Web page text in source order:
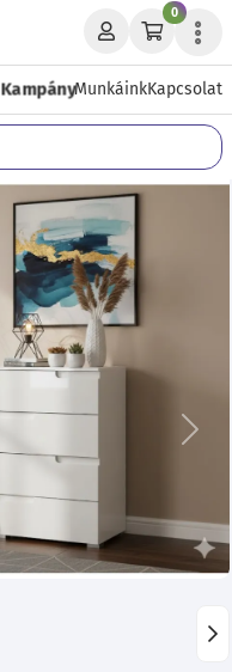
0
KampányMunkáinkKapcsolat